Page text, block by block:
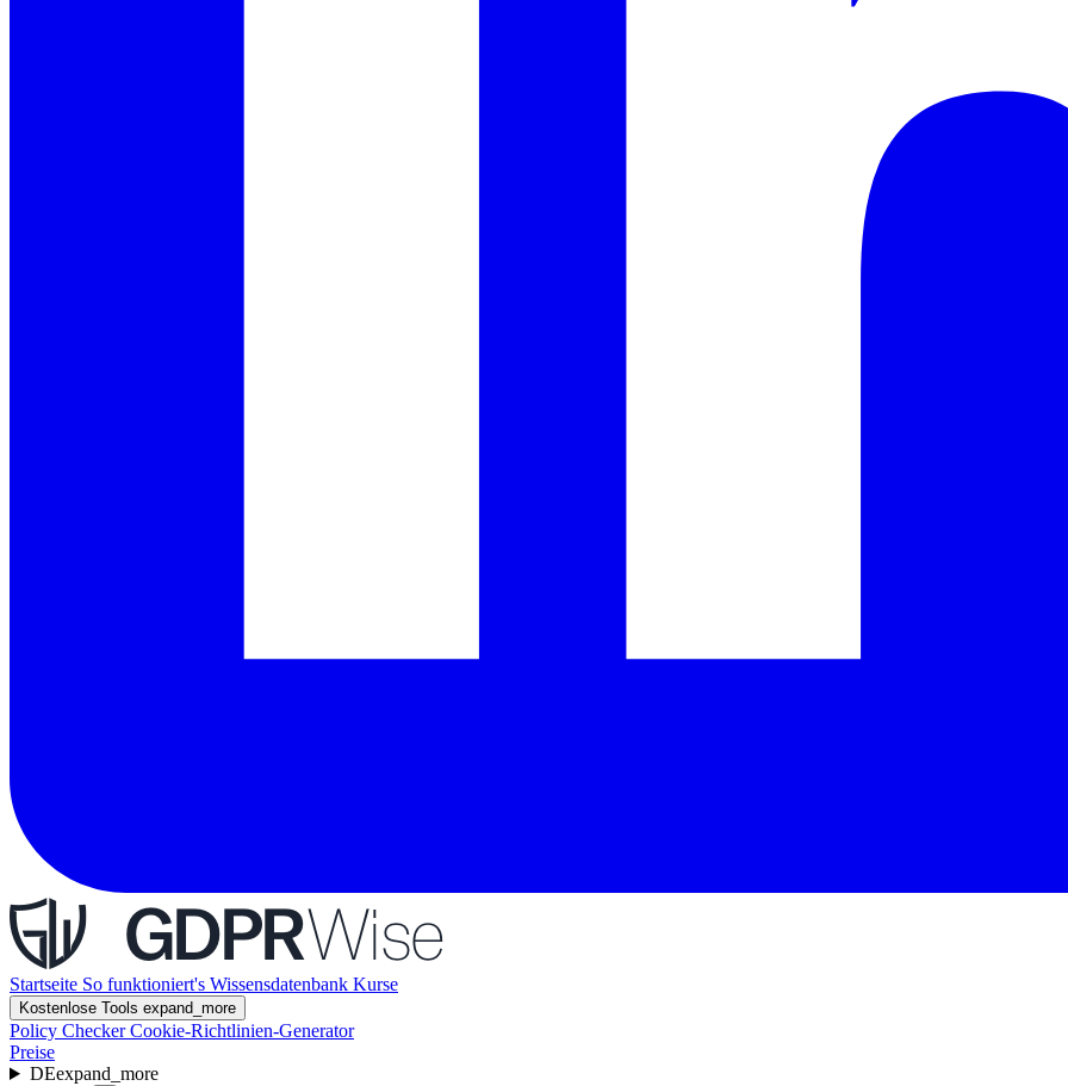
Startseite So funktioniert's Wissensdatenbank Kurse
Kostenlose Tools expand_more
Policy CheckerCookie-Richtlinien-Generator
Preise
DEexpand_more